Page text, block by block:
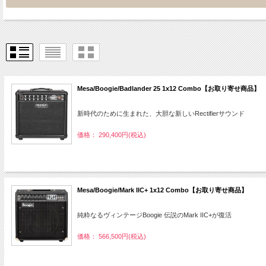
Mesa/Boogie/Badlander 25 1x12 Combo【お取り寄せ商品】
新時代のために生まれた、大胆な新しいRectifierサウンド
価格： 290,400円(税込)
Mesa/Boogie/Mark IIC+ 1x12 Combo【お取り寄せ商品】
純粋なるヴィンテージBoogie 伝説のMark IIC+が復活
価格： 566,500円(税込)